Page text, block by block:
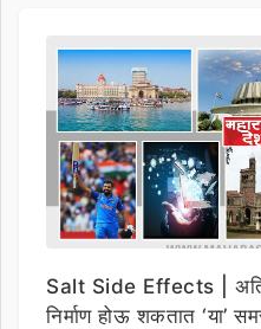
Salt Side Effects |
निर्माण होऊ शकतात ‘या’